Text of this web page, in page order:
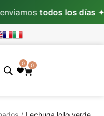
todos los días✦
0 0